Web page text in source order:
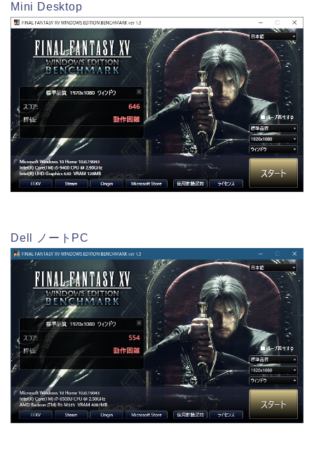
Mini Desktop
Dell ノートPC